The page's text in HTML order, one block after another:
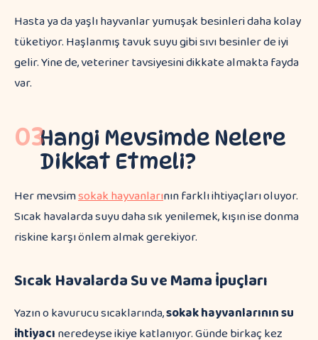
Hasta ya da yaşlı hayvanlar yumuşak besinleri daha kolay
tüketiyor. Haşlanmış tavuk suyu gibi sıvı besinler de iyi
gelir. Yine de, veteriner tavsiyesini dikkate almakta fayda
var.
03Hangi Mevsimde Nelere
Dikkat Etmeli?
Her mevsimsokak hayvanlarının farklı ihtiyaçları oluyor.
Sıcak havalarda suyu daha sık yenilemek, kışın ise donma
riskine karşı önlem almak gerekiyor.
Sıcak Havalarda Su ve Mama İpuçları
Yazın o kavurucu sıcaklarında,sokak hayvanlarının su
ihtiyacıneredeyse ikiye katlanıyor. Günde birkaç kez